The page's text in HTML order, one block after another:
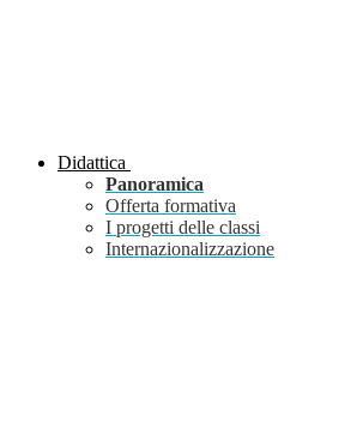
Didattica
Panoramica
Offerta formativa
I progetti delle classi
Internazionalizzazione